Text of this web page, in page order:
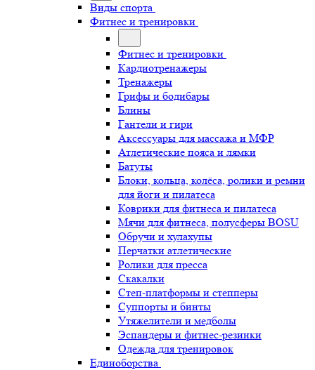
Виды спорта
Фитнес и тренировки
Фитнес и тренировки
Кардиотренажеры
Тренажеры
Грифы и бодибары
Блины
Гантели и гири
Аксессуары для массажа и МФР
Атлетические пояса и лямки
Батуты
Блоки, кольца, колёса, ролики и ремни
для йоги и пилатеса
Коврики для фитнеса и пилатеса
Мячи для фитнеса, полусферы BOSU
Обручи и хулахупы
Перчатки атлетические
Ролики для пресса
Скакалки
Степ-платформы и степперы
Суппорты и бинты
Утяжелители и медболы
Эспандеры и фитнес-резинки
Одежда для тренировок
Единоборства